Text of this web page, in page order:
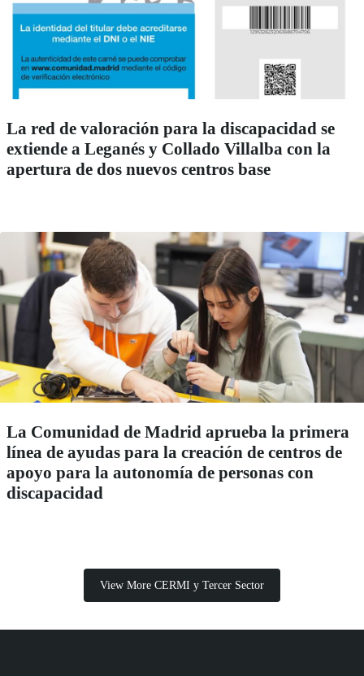
La red de valoración para la discapacidad se
extiende a Leganés y Collado Villalba con la
apertura de dos nuevos centros base
La Comunidad de Madrid aprueba la primera
línea de ayudas para la creación de centros de
apoyo para la autonomía de personas con
discapacidad
View More CERMI y Tercer Sector